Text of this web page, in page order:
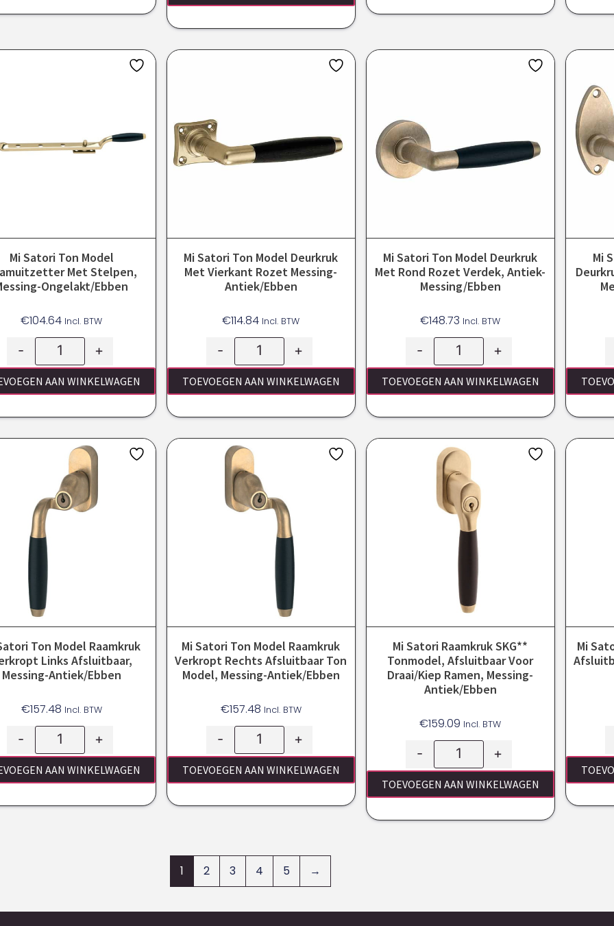
Mi Satori Ton Model
Met Stelpen,
Ongelakt/Ebben
€104.64 Incl. BTW
- +
AAN WINKELWAGEN
Mi Satori Ton Model Deurkruk
Met Vierkant Rozet Messing-
Antiek/ebben
€114.84 Incl. BTW
- +
TOEVOEGEN AAN WINKELWAGEN
Mi Satori Ton Model Deurkruk
Met Rond Rozet Verdek, Antiek-
Messing/ebben
€148.73 Incl. BTW
- +
TOEVOEGEN AAN WINKELWAGEN
Mi
Ton Model Raamkruk
Links Afsluitbaar,
Messing-Antiek/ebben
€157.48 Incl. BTW
- +
AAN WINKELWAGEN
Mi Satori Ton Model Raamkruk
Verkropt Rechts Afsluitbaar Ton
Model, Messing-Antiek/ebben
€157.48 Incl. BTW
- +
TOEVOEGEN AAN WINKELWAGEN
Mi Satori Raamkruk SKG**
Tonmodel, Afsluitbaar Voor
Draai/kiep Ramen, Messing-
Antiek/ebben
€159.09 Incl. BTW
- +
TOEVOEGEN AAN WINKELWAGEN
Mi
1 2 3 4 5 →